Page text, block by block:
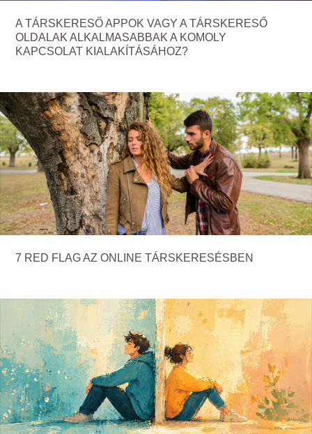
A TÁRSKERESŐ APPOK VAGY A TÁRSKERESŐ
OLDALAK ALKALMASABBAK A KOMOLY
KAPCSOLAT KIALAKÍTÁSÁHOZ?
7 RED FLAG AZ ONLINE TÁRSKERESÉSBEN